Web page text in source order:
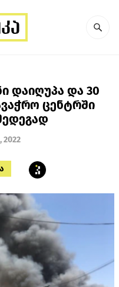
დაიღუპა და 30
ცენტრში
2022